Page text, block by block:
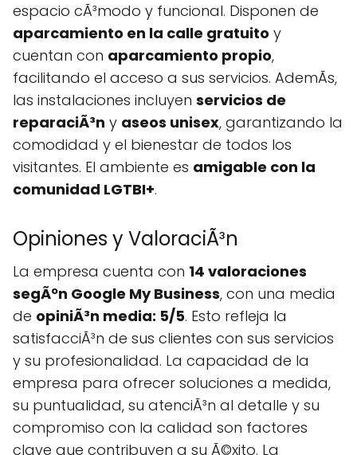
espacio cÃ³modo y funcional. Disponen de
aparcamiento en la calle gratuito y
cuentan con aparcamiento propio,
facilitando el acceso a sus servicios. AdemÃs,
las instalaciones incluyen servicios de
reparaciÃ³n y aseos unisex, garantizando la
comodidad y el bienestar de todos los
visitantes. El ambiente es amigable con la
comunidad LGTBI+.
Opiniones y ValoraciÃ³n
La empresa cuenta con 14 valoraciones
segÃºn Google My Business, con una media
de opiniÃ³n media: 5/5. Esto refleja la
satisfacciÃ³n de sus clientes con sus servicios
y su profesionalidad. La capacidad de la
empresa para ofrecer soluciones a medida,
su puntualidad, su atenciÃ³n al detalle y su
compromiso con la calidad son factores
clave que contribuyen a su Ã©xito. La